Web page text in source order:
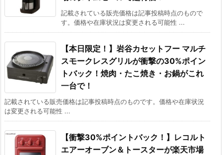
記載されている販売価格は記事投稿時点のもので
す。価格や在庫状況は変更される可能性 ...
【本日限定！】岩谷カセットフー マルチ
スモークレスグリルが衝撃の30%ポイン
トバック！焼肉・たこ焼き・お鍋がこれ
一台で！
記載されている販売価格は記事投稿時点のものです。価格や在庫状況
は変更される可能性 ...
【衝撃30%ポイントバック！】レコルト
エアーオーブン＆トースターが楽天市場